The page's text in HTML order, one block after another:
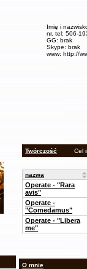
Imię i
nr. tel: 506-
GG: brak
Skype: brak
www: http://
Twórczość Cel
nazwa
Operate - "Rara
avis"
Operate -
"Comedamus"
Operate - "Libera
me"
O mnie